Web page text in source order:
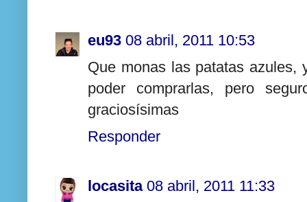
eu93 08 abril, 2011 10:53
Que monas las patatas azules,
poder comprarlas, pero
graciosísimas
Responder
locasita 08 abril, 2011 11:33